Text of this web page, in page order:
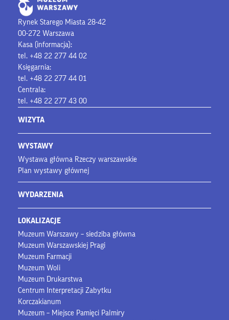
Rynek Starego Miasta 28-42
00-272 Warszawa
Kasa (informacja):
tel. +48 22 277 44 02
Księgarnia:
tel. +48 22 277 44 01
Centrala:
tel. +48 22 277 43 00
WIZYTA
WYSTAWY
Wystawa główna Rzeczy warszawskie
Plan wystawy głównej
WYDARZENIA
LOKALIZACJE
Muzeum Warszawy – siedziba główna
Muzeum Warszawskiej Pragi
Muzeum Farmacji
Muzeum Woli
Muzeum Drukarstwa
Centrum Interpretacji Zabytku
Korczakianum
Muzeum – Miejsce Pamięci Palmiry